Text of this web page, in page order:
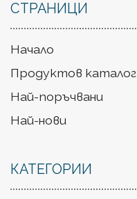
СТРАНИЦИ
Начало
Продуктов каталог
Най-поръчвани
Най-нови
КАТЕГОРИИ